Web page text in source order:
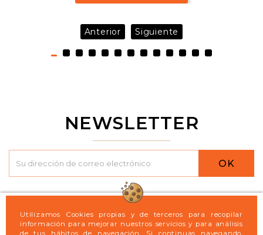
Utilizamos Cookies propias y de terceros para recopilar
información para mejorar nuestros servicios y para análisis
de tus hábitos de navegación. Si continuas navegando,
Anterior Siguiente
NEWSLETTER
OK